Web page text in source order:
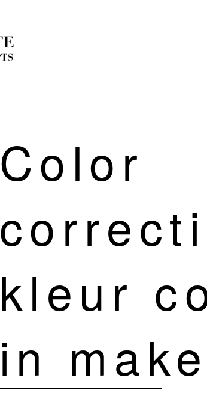
Color
kleur
in